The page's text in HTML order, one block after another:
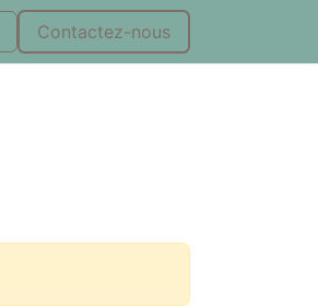
Contactez-nous